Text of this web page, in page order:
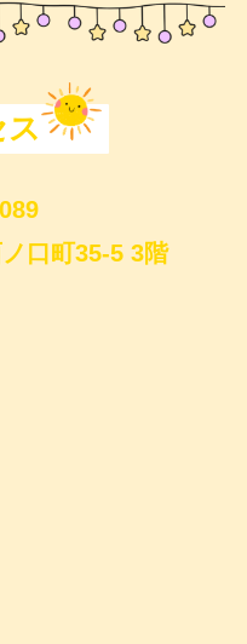
ス
口町35-5 3階